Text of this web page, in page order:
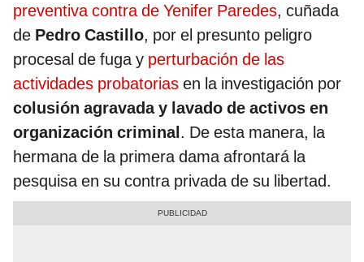
preventiva contra de Yenifer Paredes, cuñada
de Pedro Castillo, por el presunto peligro
procesal de fuga y perturbación de las
actividades probatorias en la investigación por
colusión agravada y lavado de activos en
organización criminal. De esta manera, la
hermana de la primera dama afrontará la
pesquisa en su contra privada de su libertad.